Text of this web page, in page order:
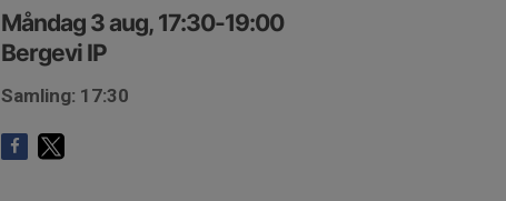
Måndag 3 aug, 17:30-19:00
Bergevi IP
Samling: 17:30